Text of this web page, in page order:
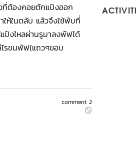
ที่ต้องคอยตักแป้งออก
ให้ในตลับ แล้วจึงใช้พับที่
ป้งไหลผ่านรูมาลงพัฟได้
ไรขนพัฟ(แถวๆขอบ
comment 2